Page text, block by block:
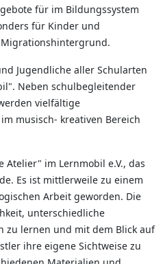
für im Bildungssystem
für Kinder und
Jugendliche aller Schularten
Neben schulbegleitender
vielfältige
musisch- kreativen Bereich
Atelier" im Lernmobil e.V., das
Es ist mittlerweile zu einem
Arbeit geworden. Die
unterschiedliche
zu lernen und mit dem Blick auf
ihre eigene Sichtweise zu